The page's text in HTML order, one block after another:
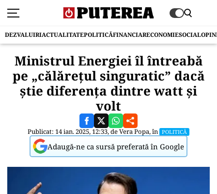
DEZVALUIRIACTUALITATEPOLITICĂFINANCIARECONOMIESOCIAL
Ministrul Energiei îl întreabă
pe „călărețul singuratic” dacă
știe diferența dintre watt și
volt
Publicat: 14 ian. 2025, 12:33, deVera Popa, în POLITICĂ
Adaugă-ne ca sursă preferată în Google